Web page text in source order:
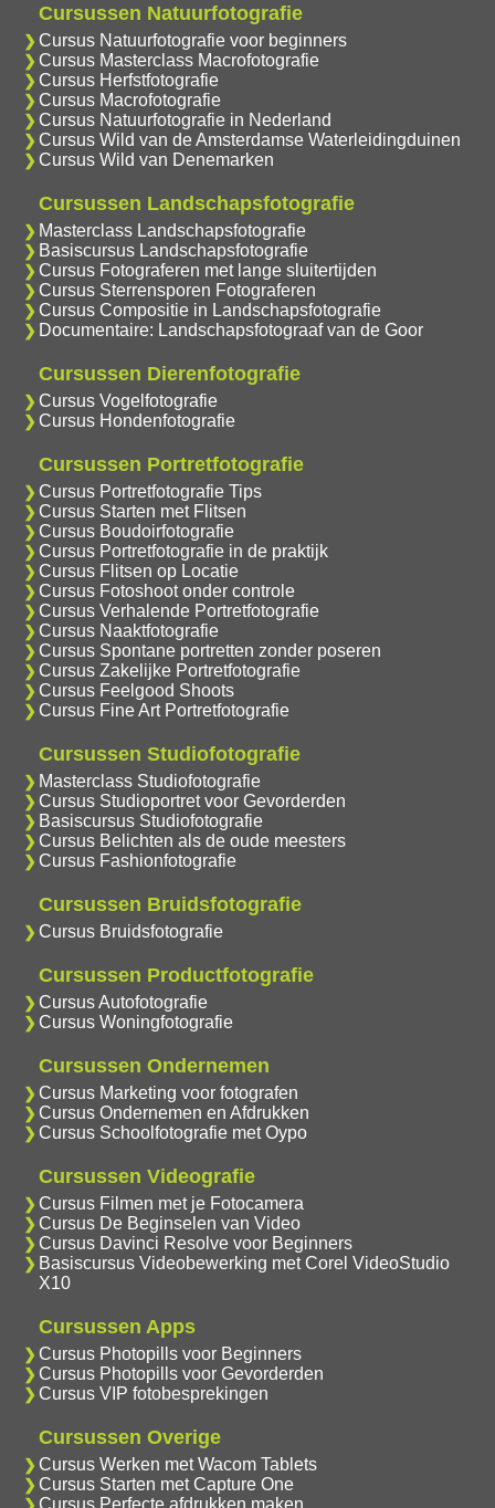
Cursussen Natuurfotografie
Cursus Natuurfotografie voor beginners
Cursus Masterclass Macrofotografie
Cursus Herfstfotografie
Cursus Macrofotografie
Cursus Natuurfotografie in Nederland
Cursus Wild van de Amsterdamse Waterleidingduinen
Cursus Wild van Denemarken
Cursussen Landschapsfotografie
Masterclass Landschapsfotografie
Basiscursus Landschapsfotografie
Cursus Fotograferen met lange sluitertijden
Cursus Sterrensporen Fotograferen
Cursus Compositie in Landschapsfotografie
Documentaire: Landschapsfotograaf van de Goor
Cursussen Dierenfotografie
Cursus Vogelfotografie
Cursus Hondenfotografie
Cursussen Portretfotografie
Cursus Portretfotografie Tips
Cursus Starten met Flitsen
Cursus Boudoirfotografie
Cursus Portretfotografie in de praktijk
Cursus Flitsen op Locatie
Cursus Fotoshoot onder controle
Cursus Verhalende Portretfotografie
Cursus Naaktfotografie
Cursus Spontane portretten zonder poseren
Cursus Zakelijke Portretfotografie
Cursus Feelgood Shoots
Cursus Fine Art Portretfotografie
Cursussen Studiofotografie
Masterclass Studiofotografie
Cursus Studioportret voor Gevorderden
Basiscursus Studiofotografie
Cursus Belichten als de oude meesters
Cursus Fashionfotografie
Cursussen Bruidsfotografie
Cursus Bruidsfotografie
Cursussen Productfotografie
Cursus Autofotografie
Cursus Woningfotografie
Cursussen Ondernemen
Cursus Marketing voor fotografen
Cursus Ondernemen en Afdrukken
Cursus Schoolfotografie met Oypo
Cursussen Videografie
Cursus Filmen met je Fotocamera
Cursus De Beginselen van Video
Cursus Davinci Resolve voor Beginners
Basiscursus Videobewerking met Corel VideoStudio
X10
Cursussen Apps
Cursus Photopills voor Beginners
Cursus Photopills voor Gevorderden
Cursus VIP fotobesprekingen
Cursussen Overige
Cursus Werken met Wacom Tablets
Cursus Starten met Capture One
Cursus Perfecte afdrukken maken